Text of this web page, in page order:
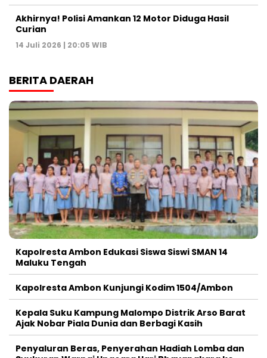
Akhirnya! Polisi Amankan 12 Motor Diduga Hasil
Curian
14 Juli 2026 | 20:05 WIB
BERITA DAERAH
Kapolresta Ambon Edukasi Siswa Siswi SMAN 14
Maluku Tengah
Kapolresta Ambon Kunjungi Kodim 1504/Ambon
Kepala Suku Kampung Malompo Distrik Arso Barat
Ajak Nobar Piala Dunia dan Berbagi Kasih
Penyaluran Beras, Penyerahan Hadiah Lomba dan